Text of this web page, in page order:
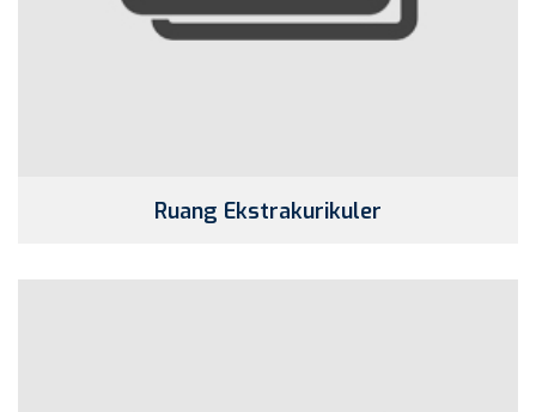
Ruang Ekstrakurikuler